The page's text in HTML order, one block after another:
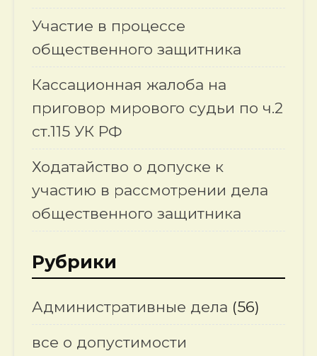
Участие в процессе
общественного защитника
Кассационная жалоба на
приговор мирового судьи по ч.2
ст.115 УК РФ
Ходатайство о допуске к
участию в рассмотрении дела
общественного защитника
Рубрики
Административные дела (56)
все о допустимости